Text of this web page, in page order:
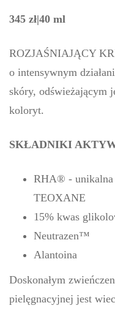
345 zł|40 ml
ROZJAŚNIAJĄCY
o intensywnym
skóry, odświeżającym
koloryt.
SKŁADNIKI
RHA® - unikalna
TEOXANE
15% kwas
Neutrazen™
Alantoina
Doskonałym
pielęgnacyjnej jest